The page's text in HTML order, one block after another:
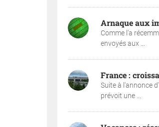
Arnaque aux
Comme l'a
envoyés aux ...
France :
Suite à l'annonce
prévoit une ...